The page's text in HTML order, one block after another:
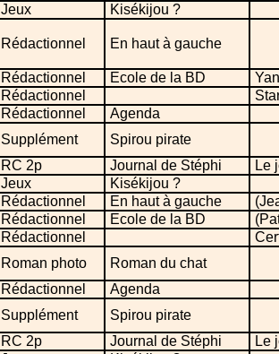
Jeux Kisékijou ?
Rédactionnel En haut à gauche
Rédactionnel Ecole de la BD
Rédactionnel
Rédactionnel
Agenda
Supplément
Spirou pirate
RC 2p Journal de Stéphi
Le
Jeux
Kisékijou ?
Rédactionnel En haut à gauche
Rédactionnel Ecole de la BD
Rédactionnel
Roman photo
Roman du chat
Rédactionnel
Agenda
Supplément
Spirou pirate
RC 2p Journal de Stéphi
Le